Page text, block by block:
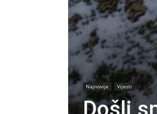
Najnovije Vijesti